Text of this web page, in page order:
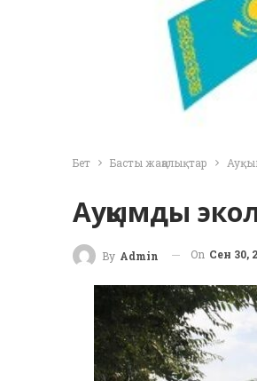
Бет Басты жаңалықтар
Ауқымды
By Admin On Сен 30,